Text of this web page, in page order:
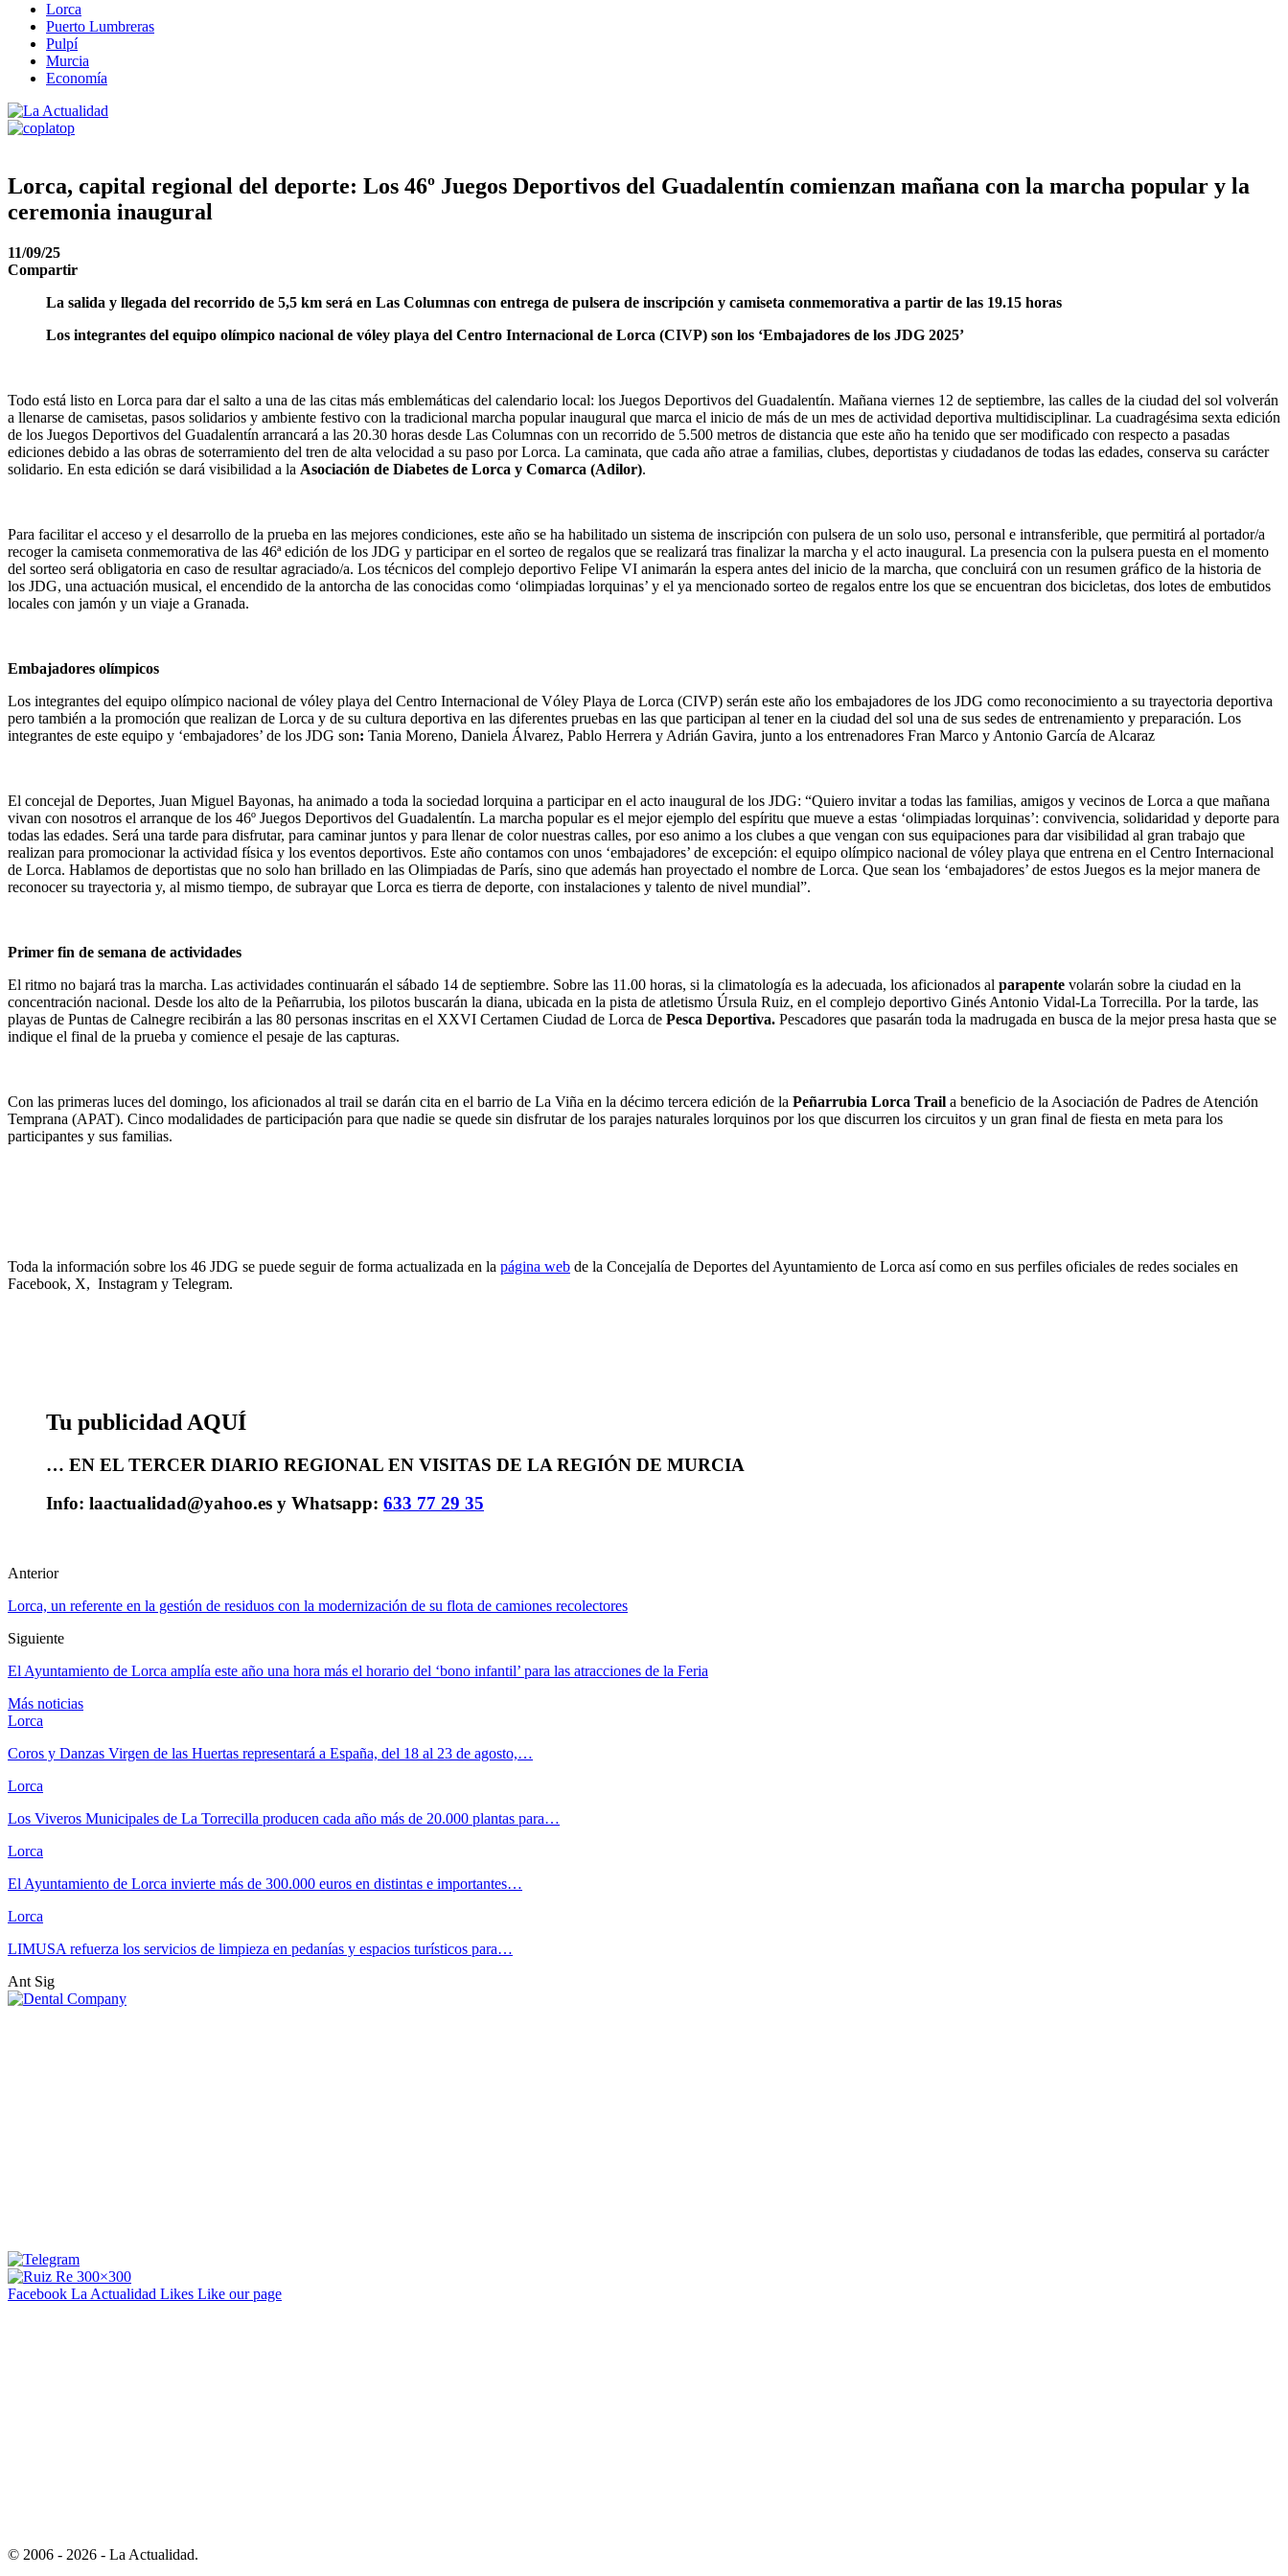
Lorca
Puerto Lumbreras
Pulpí
Murcia
Economía
Lorca, capital regional del deporte: Los 46º Juegos Deportivos del Guadalentín comienzan mañana con la marcha popular y la
ceremonia inaugural
11/09/25
Compartir
La salida y llegada del recorrido de 5,5 km será en Las Columnas con entrega de pulsera de inscripción y camiseta conmemorativa a partir de las 19.15 horas
Los integrantes del equipo olímpico nacional de vóley playa del Centro Internacional de Lorca (CIVP) son los ‘Embajadores de los JDG 2025’
Todo está listo en Lorca para dar el salto a una de las citas más emblemáticas del calendario local: los Juegos Deportivos del Guadalentín. Mañana viernes 12 de septiembre, las calles de la ciudad del sol volverán
a llenarse de camisetas, pasos solidarios y ambiente festivo con la tradicional marcha popular inaugural que marca el inicio de más de un mes de actividad deportiva multidisciplinar. La cuadragésima sexta edición
de los Juegos Deportivos del Guadalentín arrancará a las 20.30 horas desde Las Columnas con un recorrido de 5.500 metros de distancia que este año ha tenido que ser modificado con respecto a pasadas
ediciones debido a las obras de soterramiento del tren de alta velocidad a su paso por Lorca. La caminata, que cada año atrae a familias, clubes, deportistas y ciudadanos de todas las edades, conserva su carácter
solidario. En esta edición se dará visibilidad a la Asociación de Diabetes de Lorca y Comarca (Adilor).
Para facilitar el acceso y el desarrollo de la prueba en las mejores condiciones, este año se ha habilitado un sistema de inscripción con pulsera de un solo uso, personal e intransferible, que permitirá al portador/a
recoger la camiseta conmemorativa de las 46ª edición de los JDG y participar en el sorteo de regalos que se realizará tras finalizar la marcha y el acto inaugural. La presencia con la pulsera puesta en el momento
del sorteo será obligatoria en caso de resultar agraciado/a. Los técnicos del complejo deportivo Felipe VI animarán la espera antes del inicio de la marcha, que concluirá con un resumen gráfico de la historia de
los JDG, una actuación musical, el encendido de la antorcha de las conocidas como ‘olimpiadas lorquinas’ y el ya mencionado sorteo de regalos entre los que se encuentran dos bicicletas, dos lotes de embutidos
locales con jamón y un viaje a Granada.
Embajadores olímpicos
Los integrantes del equipo olímpico nacional de vóley playa del Centro Internacional de Vóley Playa de Lorca (CIVP) serán este año los embajadores de los JDG como reconocimiento a su trayectoria deportiva
pero también a la promoción que realizan de Lorca y de su cultura deportiva en las diferentes pruebas en las que participan al tener en la ciudad del sol una de sus sedes de entrenamiento y preparación. Los
integrantes de este equipo y ‘embajadores’ de los JDG son: Tania Moreno, Daniela Álvarez, Pablo Herrera y Adrián Gavira, junto a los entrenadores Fran Marco y Antonio García de Alcaraz
El concejal de Deportes, Juan Miguel Bayonas, ha animado a toda la sociedad lorquina a participar en el acto inaugural de los JDG: “Quiero invitar a todas las familias, amigos y vecinos de Lorca a que mañana
vivan con nosotros el arranque de los 46º Juegos Deportivos del Guadalentín. La marcha popular es el mejor ejemplo del espíritu que mueve a estas ‘olimpiadas lorquinas’: convivencia, solidaridad y deporte para
todas las edades. Será una tarde para disfrutar, para caminar juntos y para llenar de color nuestras calles, por eso animo a los clubes a que vengan con sus equipaciones para dar visibilidad al gran trabajo que
realizan para promocionar la actividad física y los eventos deportivos. Este año contamos con unos ‘embajadores’ de excepción: el equipo olímpico nacional de vóley playa que entrena en el Centro Internacional
de Lorca. Hablamos de deportistas que no solo han brillado en las Olimpiadas de París, sino que además han proyectado el nombre de Lorca. Que sean los ‘embajadores’ de estos Juegos es la mejor manera de
reconocer su trayectoria y, al mismo tiempo, de subrayar que Lorca es tierra de deporte, con instalaciones y talento de nivel mundial”.
Primer fin de semana de actividades
El ritmo no bajará tras la marcha. Las actividades continuarán el sábado 14 de septiembre. Sobre las 11.00 horas, si la climatología es la adecuada, los aficionados al parapente volarán sobre la ciudad en la
concentración nacional. Desde los alto de la Peñarrubia, los pilotos buscarán la diana, ubicada en la pista de atletismo Úrsula Ruiz, en el complejo deportivo Ginés Antonio Vidal-La Torrecilla. Por la tarde, las
playas de Puntas de Calnegre recibirán a las 80 personas inscritas en el XXVI Certamen Ciudad de Lorca de Pesca Deportiva. Pescadores que pasarán toda la madrugada en busca de la mejor presa hasta que se
indique el final de la prueba y comience el pesaje de las capturas.
Con las primeras luces del domingo, los aficionados al trail se darán cita en el barrio de La Viña en la décimo tercera edición de la Peñarrubia Lorca Trail a beneficio de la Asociación de Padres de Atención
Temprana (APAT). Cinco modalidades de participación para que nadie se quede sin disfrutar de los parajes naturales lorquinos por los que discurren los circuitos y un gran final de fiesta en meta para los
participantes y sus familias.
Toda la información sobre los 46 JDG se puede seguir de forma actualizada en la página web de la Concejalía de Deportes del Ayuntamiento de Lorca así como en sus perfiles oficiales de redes sociales en
Facebook, X, Instagram y Telegram.
Tu publicidad AQUÍ
… EN EL TERCER DIARIO REGIONAL EN VISITAS DE LA REGIÓN DE MURCIA
Info: laactualidad@yahoo.es y Whatsapp: 633 77 29 35
Anterior
Lorca, un referente en la gestión de residuos con la modernización de su flota de camiones recolectores
Siguiente
El Ayuntamiento de Lorca amplía este año una hora más el horario del ‘bono infantil’ para las atracciones de la Feria
Más noticias
Lorca
Coros y Danzas Virgen de las Huertas representará a España, del 18 al 23 de agosto,…
Lorca
Los Viveros Municipales de La Torrecilla producen cada año más de 20.000 plantas para…
Lorca
El Ayuntamiento de Lorca invierte más de 300.000 euros en distintas e importantes…
Lorca
LIMUSA refuerza los servicios de limpieza en pedanías y espacios turísticos para…
Ant Sig
Facebook La Actualidad Likes Like our page
© 2006 - 2026 - La Actualidad.